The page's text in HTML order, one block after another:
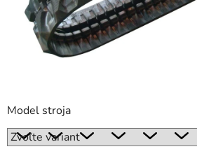
Model stroja